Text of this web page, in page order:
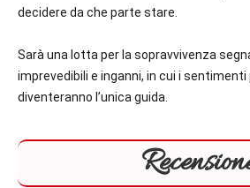
decidere da che parte stare.
Sarà una lotta per la sopravvivenza
imprevedibili e inganni, in cui i sentimenti
diventeranno l’unica guida.